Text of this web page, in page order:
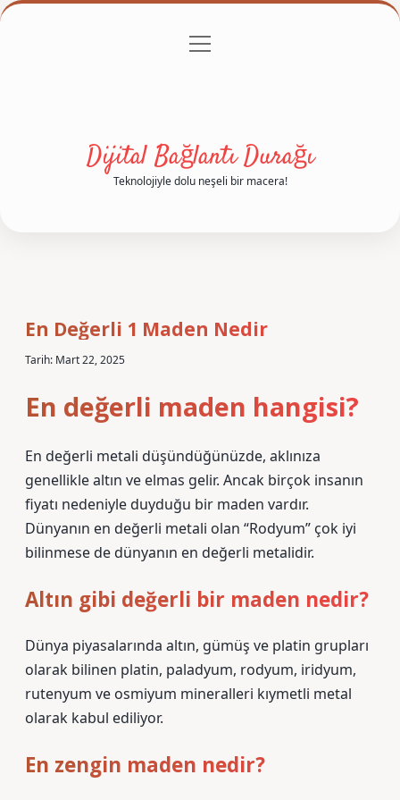
Gizlilik Politikası
menüyü
Dijital Bağlantı Durağı
Teknolojiyle dolu neşeli bir macera!
En Değerli 1 Maden Nedir
Tarih: Mart 22, 2025
En değerli maden hangisi?
En değerli metali düşündüğünüzde, aklınıza
genellikle altın ve elmas gelir. Ancak birçok insanın
fiyatı nedeniyle duyduğu bir maden vardır.
Dünyanın en değerli metali olan “Rodyum” çok iyi
bilinmese de dünyanın en değerli metalidir.
Altın gibi değerli bir maden nedir?
Dünya piyasalarında altın, gümüş ve platin grupları
olarak bilinen platin, paladyum, rodyum, iridyum,
rutenyum ve osmiyum mineralleri kıymetli metal
olarak kabul ediliyor.
En zengin maden nedir?